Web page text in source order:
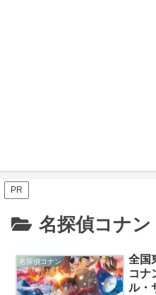
PR
名探偵コナン
名探偵コナン
全国
コナ
ル・